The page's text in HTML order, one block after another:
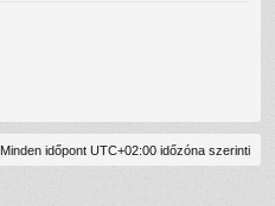
Minden időpont UTC+02:00 időzóna szerinti